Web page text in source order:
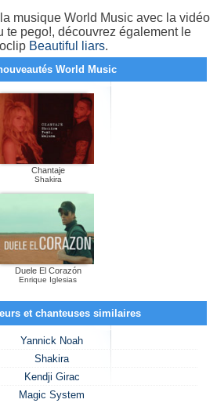
musique World Music avec la vidéo
te pego!, découvrez également le
Beautiful liars.
World Music
Chantaje
Shakira
Duele El Corazón
Enrique Iglesias
et chanteuses similaires
Yannick Noah
Shakira
Kendji Girac
Magic System